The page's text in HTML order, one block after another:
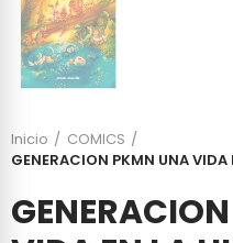
Inicio
COMICS
GENERACION PKMN UNA VIDA